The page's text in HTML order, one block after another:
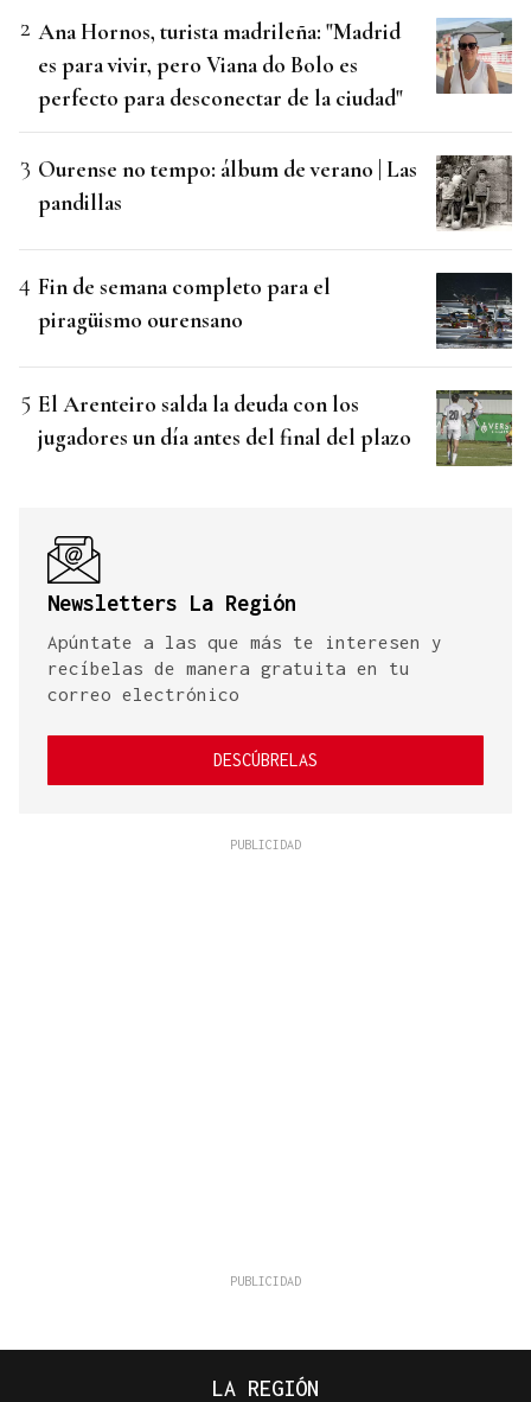
Ana Hornos, turista madrileña: "Madrid
es para vivir, pero Viana do Bolo es
perfecto para desconectar de la ciudad"
Ourense no tempo: álbum de verano | Las
pandillas
Fin de semana completo para el
piragüismo ourensano
El Arenteiro salda la deuda con los
jugadores un día antes del final del plazo
Newsletters La Región
Apúntate a las que más te interesen y
recíbelas de manera gratuita en tu
correo electrónico
DESCÚBRELAS
LA REGIÓN